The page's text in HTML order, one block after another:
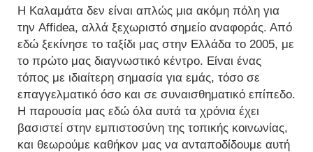
Η Καλαμάτα δεν είναι απλώς μια ακόμη πόλη για
την Affidea, αλλά ξεχωριστό σημείο αναφοράς. Από
εδώ ξεκίνησε το ταξίδι μας στην Ελλάδα το 2005, με
το πρώτο μας διαγνωστικό κέντρο. Είναι ένας
τόπος με ιδιαίτερη σημασία για εμάς, τόσο σε
επαγγελματικό όσο και σε συναισθηματικό επίπεδο.
Η παρουσία μας εδώ όλα αυτά τα χρόνια έχει
βασιστεί στην εμπιστοσύνη της τοπικής κοινωνίας,
και θεωρούμε καθήκον μας να ανταποδίδουμε αυτή